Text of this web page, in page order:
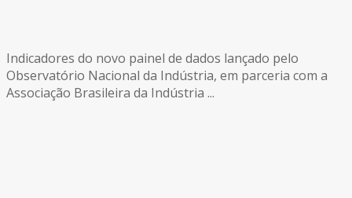
Indicadores do novo painel de dados lançado pelo
Observatório Nacional da Indústria, em parceria com a
Associação Brasileira da Indústria ...